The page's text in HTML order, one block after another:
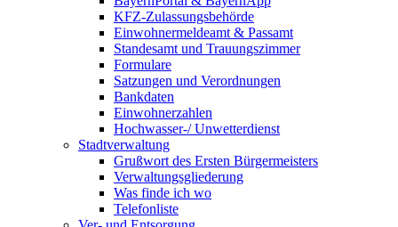
KFZ-Zulassungsbehörde
Einwohnermeldeamt & Passamt
Standesamt und Trauungszimmer
Formulare
Satzungen und Verordnungen
Bankdaten
Einwohnerzahlen
Hochwasser-/ Unwetterdienst
Stadtverwaltung
Grußwort des Ersten Bürgermeisters
Verwaltungsgliederung
Was finde ich wo
Telefonliste